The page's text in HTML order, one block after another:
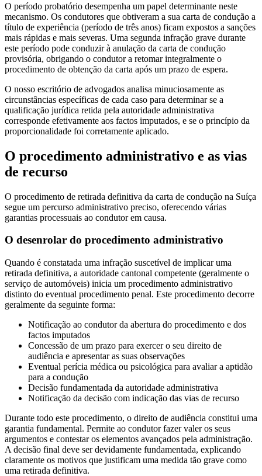
O período probatório desempenha um papel determinante neste
mecanismo. Os condutores que obtiveram a sua carta de condução a
título de experiência (período de três anos) ficam expostos a sanções
mais rápidas e mais severas. Uma segunda infração grave durante
este período pode conduzir à anulação da carta de condução
provisória, obrigando o condutor a retomar integralmente o
procedimento de obtenção da carta após um prazo de espera.
O nosso escritório de advogados analisa minuciosamente as
circunstâncias específicas de cada caso para determinar se a
qualificação jurídica retida pela autoridade administrativa
corresponde efetivamente aos factos imputados, e se o princípio da
proporcionalidade foi corretamente aplicado.
O procedimento administrativo e as vias
de recurso
O procedimento de retirada definitiva da carta de condução na Suíça
segue um percurso administrativo preciso, oferecendo várias
garantias processuais ao condutor em causa.
O desenrolar do procedimento administrativo
Quando é constatada uma infração suscetível de implicar uma
retirada definitiva, a autoridade cantonal competente (geralmente o
serviço de automóveis) inicia um procedimento administrativo
distinto do eventual procedimento penal. Este procedimento decorre
geralmente da seguinte forma:
Notificação ao condutor da abertura do procedimento e dos
factos imputados
Concessão de um prazo para exercer o seu direito de
audiência e apresentar as suas observações
Eventual perícia médica ou psicológica para avaliar a aptidão
para a condução
Decisão fundamentada da autoridade administrativa
Notificação da decisão com indicação das vias de recurso
Durante todo este procedimento, o direito de audiência constitui uma
garantia fundamental. Permite ao condutor fazer valer os seus
argumentos e contestar os elementos avançados pela administração.
A decisão final deve ser devidamente fundamentada, explicando
claramente os motivos que justificam uma medida tão grave como
uma retirada definitiva.